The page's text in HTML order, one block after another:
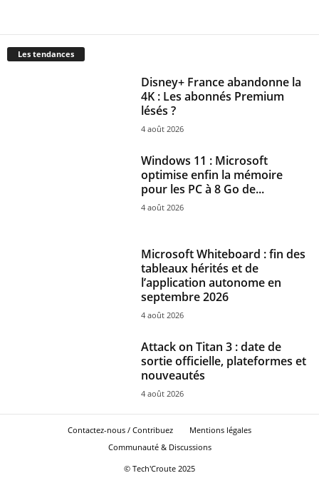
Les tendances
Disney+ France abandonne la
4K : Les abonnés Premium
lésés ?
4 août 2026
Windows 11 : Microsoft
optimise enfin la mémoire
pour les PC à 8 Go de...
4 août 2026
Microsoft Whiteboard : fin des
tableaux hérités et de
l’application autonome en
septembre 2026
4 août 2026
Attack on Titan 3 : date de
sortie officielle, plateformes et
nouveautés
4 août 2026
Contactez-nous / Contribuez
Mentions légales
Communauté & Discussions
© Tech'Croute 2025